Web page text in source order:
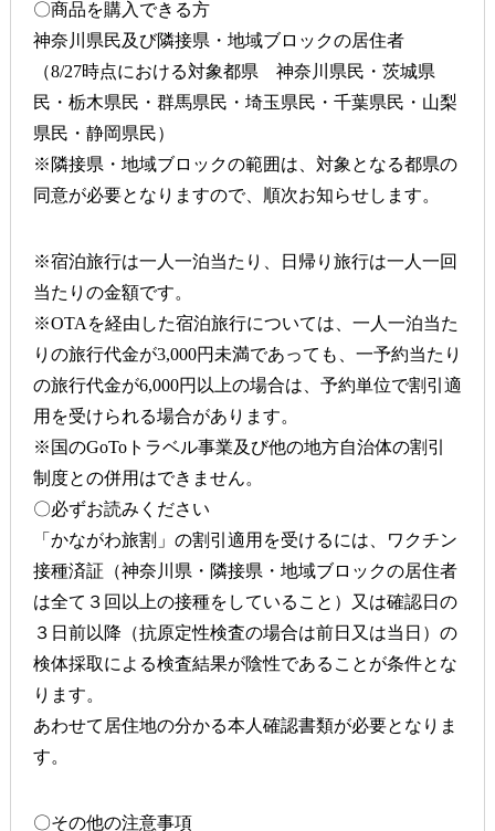
〇商品を購入できる方
神奈川県民及び隣接県・地域ブロックの居住者
（8/27時点における対象都県 神奈川県民・茨城県
民・栃木県民・群馬県民・埼玉県民・千葉県民・山梨
県民・静岡県民）
※隣接県・地域ブロックの範囲は、対象となる都県の
同意が必要となりますので、順次お知らせします。
※宿泊旅行は一人一泊当たり、日帰り旅行は一人一回
当たりの金額です。
※OTAを経由した宿泊旅行については、一人一泊当た
りの旅行代金が3,000円未満であっても、一予約当たり
の旅行代金が6,000円以上の場合は、予約単位で割引適
用を受けられる場合があります。
※国のGoToトラベル事業及び他の地方自治体の割引
制度との併用はできません。
〇必ずお読みください
「かながわ旅割」の割引適用を受けるには、ワクチン
接種済証（神奈川県・隣接県・地域ブロックの居住者
は全て３回以上の接種をしていること）又は確認日の
３日前以降（抗原定性検査の場合は前日又は当日）の
検体採取による検査結果が陰性であることが条件とな
ります。
あわせて居住地の分かる本人確認書類が必要となりま
す。
〇その他の注意事項